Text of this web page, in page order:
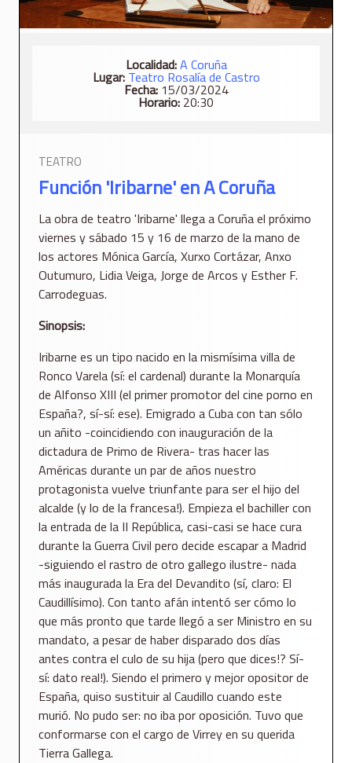
Localidad:A Coruña
Lugar: Teatro Rosalía de Castro
Fecha:15/03/2024
Horario: 20:30
TEATRO
Función 'Iribarne' en A Coruña
La obra de teatro 'Iribarne' llega a Coruña el próximo
viernes y sábado 15 y 16 de marzo de la mano de
los actores Mónica García, Xurxo Cortázar, Anxo
Outumuro, Lidia Veiga, Jorge de Arcos y Esther F.
Carrodeguas.
Sinopsis:
Iribarne es un tipo nacido en la mismísima villa de
Ronco Varela (sí: el cardenal) durante la Monarquía
de Alfonso XIII (el primer promotor del cine porno en
España?, sí-sí: ese). Emigrado a Cuba con tan sólo
un añito -coincidiendo con inauguración de la
dictadura de Primo de Rivera- tras hacer las
Américas durante un par de años nuestro
protagonista vuelve triunfante para ser el hijo del
alcalde (y lo de la francesa!). Empieza el bachiller con
la entrada de la II República, casi-casi se hace cura
durante la Guerra Civil pero decide escapar a Madrid
-siguiendo el rastro de otro gallego ilustre- nada
más inaugurada la Era del Devandito (sí, claro: El
Caudillísimo). Con tanto afán intentó ser cómo lo
que más pronto que tarde llegó a ser Ministro en su
mandato, a pesar de haber disparado dos días
antes contra el culo de su hija (pero que dices!? Sí-
sí: dato real!). Siendo el primero y mejor opositor de
España, quiso sustituir al Caudillo cuando este
murió. No pudo ser: no iba por oposición. Tuvo que
conformarse con el cargo de Virrey en su querida
Tierra Gallega.